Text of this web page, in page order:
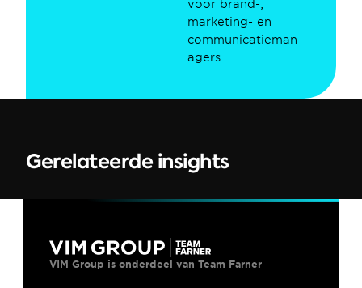
voor brand-,
marketing- en
communicatieman
agers.
Gerelateerde insights
VIM Group is onderdeel van Team Farner